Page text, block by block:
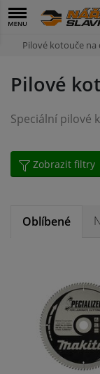
Pilové kotouče na
Pilové
Zobrazit filtry
Oblíbené